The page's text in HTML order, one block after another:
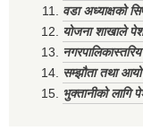
वडा अध्याक्षको
योजना शाखाले
सम्झौता तथा
भुक्तानीको लागि